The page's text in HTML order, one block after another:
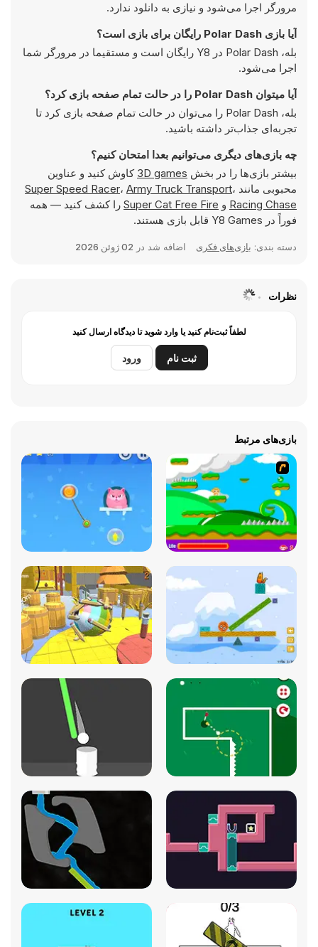
مرورگر اجرا می‌شود و نیازی به دانلود ندارد.
آیا بازی Polar Dash رایگان برای بازی است؟
بله، Polar Dash در Y8 رایگان است و مستقیما در مرورگر شما
اجرا می‌شود.
آیا میتوان Polar Dash را در حالت تمام صفحه بازی کرد؟
بله، Polar Dash را می‌توان در حالت تمام صفحه بازی کرد تا
تجربه‌ای جذاب‌تر داشته باشید.
چه بازی‌های دیگری می‌توانیم بعدا امتحان کنیم؟
بیشتر بازی‌ها را در بخش 3D games
کاوش کنید و عناوین
محبوبی مانند
Super Speed Racer، Army Truck Transport،
Racing Chase و Super Cat Free Fire را کشف کنید — همه
فوراً در Y8 Games قابل بازی هستند.
دسته بندی: بازی‌های فکری اضافه شد در 02 ژوئن 2026
نظرات
لطفاً ثبت‌نام کنید یا وارد شوید تا دیدگاه ارسال کنید
ثبت نام ورود
بازی‌های مرتبط